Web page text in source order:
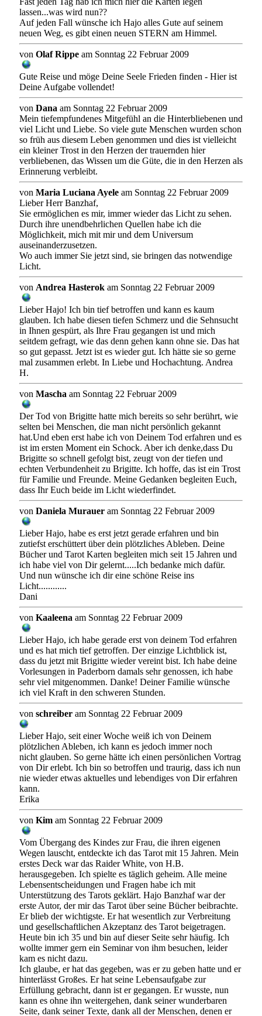
lassen...was wird nun??
Auf jeden Fall wünsche ich Hajo alles Gute auf seinem
neuen Weg, es gibt einen neuen STERN am Himmel.
von Olaf Rippe am Sonntag 22 Februar 2009
Gute Reise und möge Deine Seele Frieden finden - Hier ist
Deine Aufgabe vollendet!
von Dana am Sonntag 22 Februar 2009
Mein tiefempfundenes Mitgefühl an die Hinterbliebenen und
viel Licht und Liebe. So viele gute Menschen wurden schon
so früh aus diesem Leben genommen und dies ist vielleicht
ein kleiner Trost in den Herzen der trauernden hier
verbliebenen, das Wissen um die Güte, die in den Herzen als
Erinnerung verbleibt.
von Maria Luciana Ayele am Sonntag 22 Februar 2009
Lieber Herr Banzhaf,
Sie ermöglichen es mir, immer wieder das Licht zu sehen.
Durch ihre unendbehrlichen Quellen habe ich die
Möglichkeit, mich mit mir und dem Universum
auseinanderzusetzen.
Wo auch immer Sie jetzt sind, sie bringen das notwendige
Licht.
von Andrea Hasterok am Sonntag 22 Februar 2009
Lieber Hajo! Ich bin tief betroffen und kann es kaum
glauben. Ich habe diesen tiefen Schmerz und die Sehnsucht
in Ihnen gespürt, als Ihre Frau gegangen ist und mich
seitdem gefragt, wie das denn gehen kann ohne sie. Das hat
so gut gepasst. Jetzt ist es wieder gut. Ich hätte sie so gerne
mal zusammen erlebt. In Liebe und Hochachtung. Andrea
H.
von Mascha am Sonntag 22 Februar 2009
Der Tod von Brigitte hatte mich bereits so sehr berührt, wie
selten bei Menschen, die man nicht persönlich gekannt
hat.Und eben erst habe ich von Deinem Tod erfahren und es
ist im ersten Moment ein Schock. Aber ich denke,dass Du
Brigitte so schnell gefolgt bist, zeugt von der tiefen und
echten Verbundenheit zu Brigitte. Ich hoffe, das ist ein Trost
für Familie und Freunde. Meine Gedanken begleiten Euch,
dass Ihr Euch beide im Licht wiederfindet.
von Daniela Murauer am Sonntag 22 Februar 2009
Lieber Hajo, habe es erst jetzt gerade erfahren und bin
zutiefst erschüttert über dein plötzliches Ableben. Deine
Bücher und Tarot Karten begleiten mich seit 15 Jahren und
ich habe viel von Dir gelernt.....Ich bedanke mich dafür.
Und nun wünsche ich dir eine schöne Reise ins
Licht............
Dani
von Kaaleena am Sonntag 22 Februar 2009
Lieber Hajo, ich habe gerade erst von deinem Tod erfahren
und es hat mich tief getroffen. Der einzige Lichtblick ist,
dass du jetzt mit Brigitte wieder vereint bist. Ich habe deine
Vorlesungen in Paderborn damals sehr genossen, ich habe
sehr viel mitgenommen. Danke! Deiner Familie wünsche
ich viel Kraft in den schweren Stunden.
von schreiber am Sonntag 22 Februar 2009
Lieber Hajo, seit einer Woche weiß ich von Deinem
plötzlichen Ableben, ich kann es jedoch immer noch
nicht glauben. So gerne hätte ich einen persönlichen Vortrag
von Dir erlebt. Ich bin so betroffen und traurig, dass ich nun
nie wieder etwas aktuelles und lebendiges von Dir erfahren
kann.
Erika
von Kim am Sonntag 22 Februar 2009
Vom Übergang des Kindes zur Frau, die ihren eigenen
Wegen lauscht, entdeckte ich das Tarot mit 15 Jahren. Mein
erstes Deck war das Raider White, von H.B.
herausgegeben. Ich spielte es täglich geheim. Alle meine
Lebensentscheidungen und Fragen habe ich mit
Unterstützung des Tarots geklärt. Hajo Banzhaf war der
erste Autor, der mir das Tarot über seine Bücher beibrachte.
Er blieb der wichtigste. Er hat wesentlich zur Verbreitung
und gesellschaftlichen Akzeptanz des Tarot beigetragen.
Heute bin ich 35 und bin auf dieser Seite sehr häufig. Ich
wollte immer gern ein Seminar von ihm besuchen, leider
kam es nicht dazu.
Ich glaube, er hat das gegeben, was er zu geben hatte und er
hinterlässt Großes. Er hat seine Lebensaufgabe zur
Erfüllung gebracht, dann ist er gegangen. Er wusste, nun
kann es ohne ihn weitergehen, dank seiner wunderbaren
Seite, dank seiner Texte, dank all der Menschen, denen er